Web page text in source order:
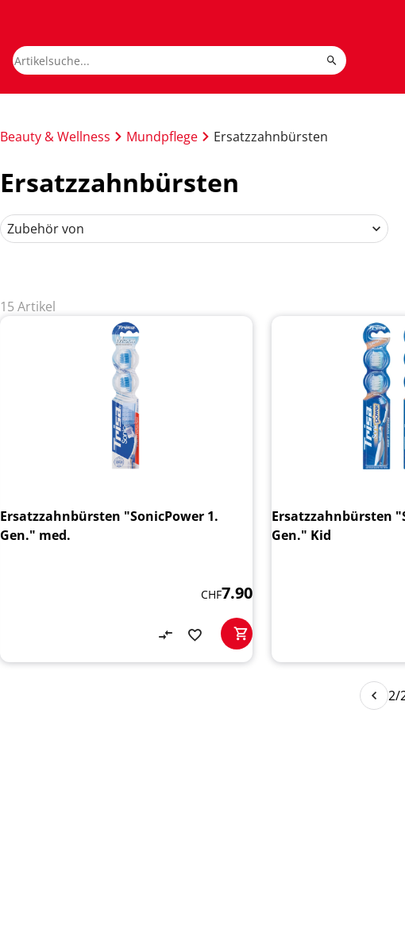
Beauty & Wellness Mundpflege Ersatzzahnbürsten
Ersatzzahnbürsten
Zubehör von
15 Artikel
Ersatzzahnbürsten "SonicPower 1.
Gen." med.
CHF7.90
Ersatzzahnbürsten
Gen." Kid
2/